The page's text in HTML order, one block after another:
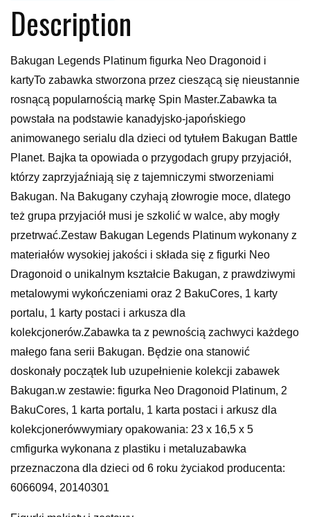
Description
Bakugan Legends Platinum figurka Neo Dragonoid i
kartyTo zabawka stworzona przez cieszącą się nieustannie
rosnącą popularnością markę Spin Master.Zabawka ta
powstała na podstawie kanadyjsko-japońskiego
animowanego serialu dla dzieci od tytułem Bakugan Battle
Planet. Bajka ta opowiada o przygodach grupy przyjaciół,
którzy zaprzyjaźniają się z tajemniczymi stworzeniami
Bakugan. Na Bakugany czyhają złowrogie moce, dlatego
też grupa przyjaciół musi je szkolić w walce, aby mogły
przetrwać.Zestaw Bakugan Legends Platinum wykonany z
materiałów wysokiej jakości i składa się z figurki Neo
Dragonoid o unikalnym kształcie Bakugan, z prawdziwymi
metalowymi wykończeniami oraz 2 BakuCores, 1 karty
portalu, 1 karty postaci i arkusza dla
kolekcjonerów.Zabawka ta z pewnością zachwyci każdego
małego fana serii Bakugan. Będzie ona stanowić
doskonały początek lub uzupełnienie kolekcji zabawek
Bakugan.w zestawie: figurka Neo Dragonoid Platinum, 2
BakuCores, 1 karta portalu, 1 karta postaci i arkusz dla
kolekcjonerówwymiary opakowania: 23 x 16,5 x 5
cmfigurka wykonana z plastiku i metaluzabawka
przeznaczona dla dzieci od 6 roku życiakod producenta:
6066094, 20140301